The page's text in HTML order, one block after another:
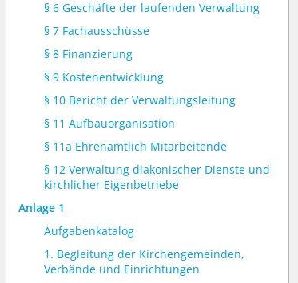
§ 6 Geschäfte der laufenden Verwaltung
§ 7 Fachausschüsse
§ 8 Finanzierung
§ 9 Kostenentwicklung
§ 10 Bericht der Verwaltungsleitung
§ 11 Aufbauorganisation
§ 11a Ehrenamtlich Mitarbeitende
§ 12 Verwaltung diakonischer Dienste und
kirchlicher Eigenbetriebe
Anlage 1
Aufgabenkatalog
1. Begleitung der Kirchengemeinden,
Verbände und Einrichtungen